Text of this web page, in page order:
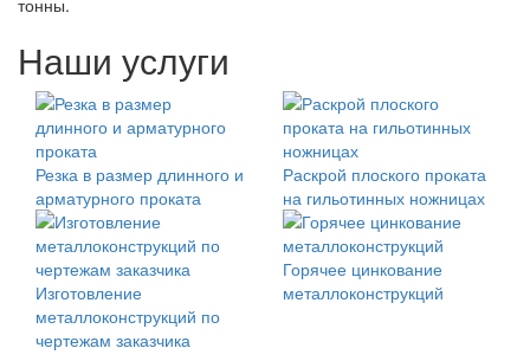
Наши услуги
Резка в размер длинного и
арматурного проката
Раскрой плоского проката
на гильотинных ножницах
Изготовление
металлоконструкций по
чертежам заказчика
Горячее цинкование
металлоконструкций